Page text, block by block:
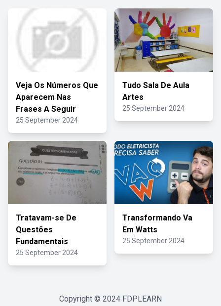
Veja Os Números Que
Aparecem Nas
Frases A Seguir
25 September 2024
Tudo Sala De Aula
Artes
25 September 2024
Tratavam-se De
Questões
Fundamentais
25 September 2024
Transformando Va
Em Watts
25 September 2024
Copyright © 2024 FDPLEARN